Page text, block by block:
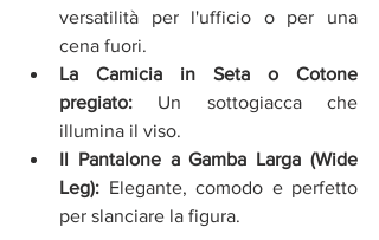
versatilità per l'ufficio o per una
cena fuori.
La Camicia in Seta o Cotone
pregiato: Un sottogiacca che
illumina il viso.
Il Pantalone a Gamba Larga (Wide
Leg): Elegante, comodo e perfetto
per slanciare la figura.